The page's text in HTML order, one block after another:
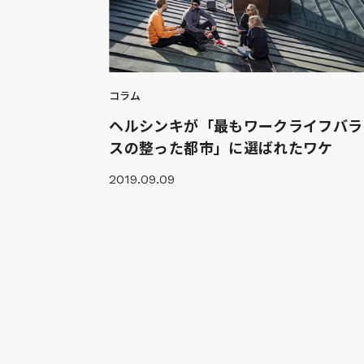
コラム
ヘルシンキが「最もワークライフバ
スの整った都市」に選ばれたワケ
2019.09.09